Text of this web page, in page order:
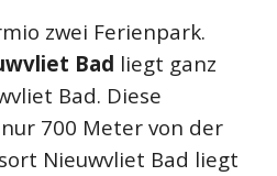
zwei Ferienpark.
Bad liegt ganz
Bad. Diese
700 Meter von der
Nieuwvliet Bad liegt